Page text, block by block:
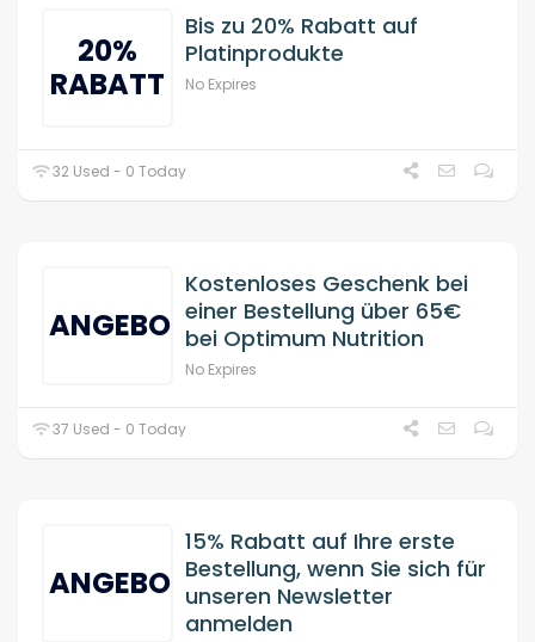
20%
RABATT
Bis zu 20% Rabatt auf
Platinprodukte
No Expires
32 Used - 0 Today
ANGEBOT
Kostenloses Geschenk bei
einer Bestellung über 65€
bei Optimum Nutrition
No Expires
37 Used - 0 Today
ANGEBOT
15% Rabatt auf Ihre erste
Bestellung, wenn Sie sich für
unseren Newsletter
anmelden